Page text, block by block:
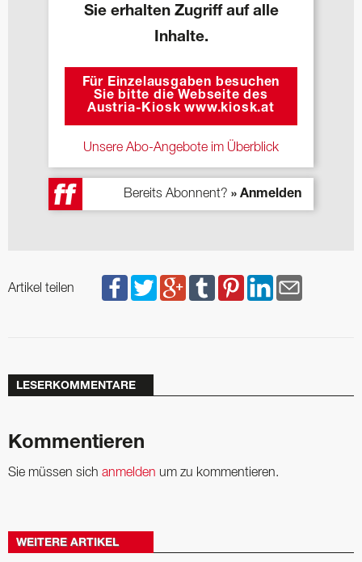
Sie erhalten Zugriff auf alle
Inhalte.
Für Einzelausgaben besuchen
Sie bitte die Webseite des
Austria-Kiosk www.kiosk.at
Unsere Abo-Angebote im Überblick
Bereits Abonnent? » Anmelden
Artikel teilen
LESERKOMMENTARE
Kommentieren
Sie müssen sich anmelden um zu kommentieren.
WEITERE ARTIKEL